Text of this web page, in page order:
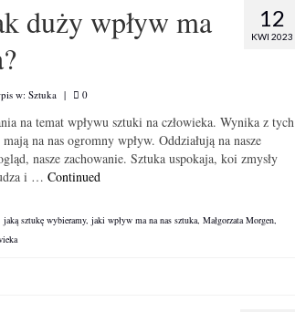
12
KWI 2023
duży wpływ ma
w:Sztuka | 0
na temat wpływu sztuki na człowieka. Wynika z tych
na nas ogromny wpływ. Oddziałują na nasze
nasze zachowanie. Sztuka uspokaja, koi zmysły
i …Continued
jaką sztukę wybieramy,jaki wpływ ma na nas sztuka,Małgorzata Morgen,